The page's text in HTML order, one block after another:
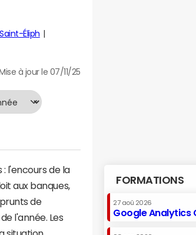
Saint-Éliph
Mise à jour le 07/11/25
l'encours de la
aux banques,
de
l'année. Les
FORMATIONS
27 aoû 2026
Google Analytics